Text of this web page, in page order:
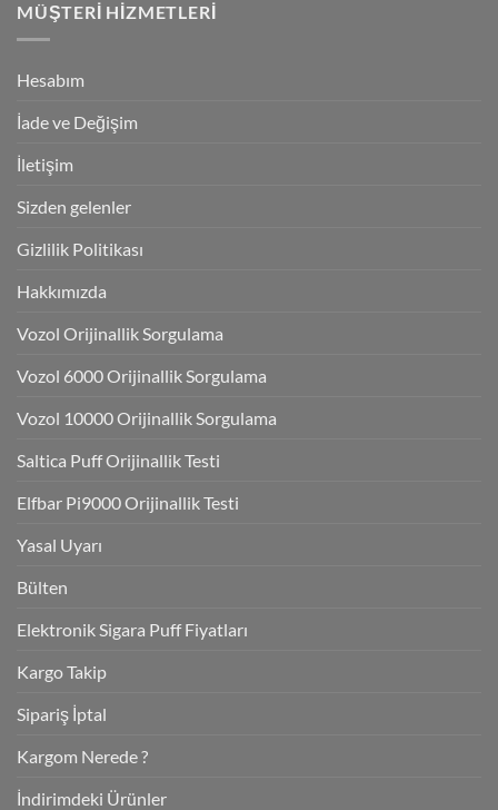
MÜŞTERI HIZMETLERI
Hesabım
İade ve Değişim
İletişim
Sizden gelenler
Gizlilik Politikası
Hakkımızda
Vozol Orijinallik Sorgulama
Vozol 6000 Orijinallik Sorgulama
Vozol 10000 Orijinallik Sorgulama
Saltica Puff Orijinallik Testi
Elfbar Pi9000 Orijinallik Testi
Yasal Uyarı
Bülten
Elektronik Sigara Puff Fiyatları
Kargo Takip
Sipariş İptal
Kargom Nerede ?
İndirimdeki Ürünler